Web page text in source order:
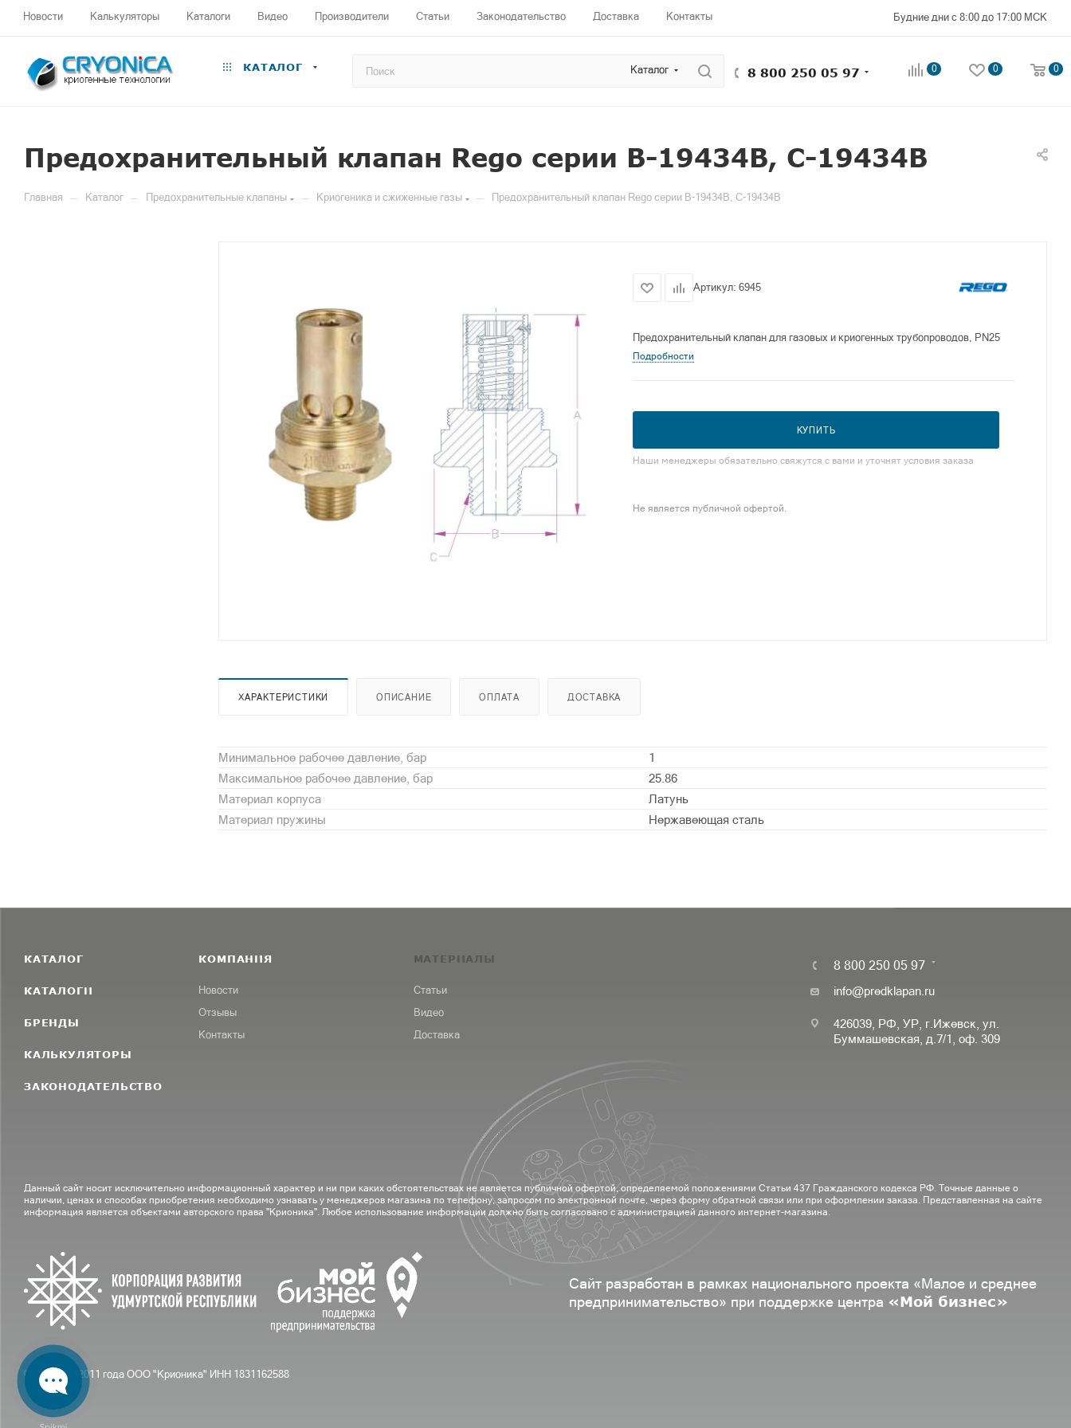
Новости Калькуляторы Каталоги Видео Производители Статьи Законодательство Доставка Контакты Будние дни с 8:00 до 17:00 МСК
КАТАЛОГ Каталог 8 800 250 05 97 0 0 0
Предохранительный клапан Rego серии B-19434B, C-19434B
Главная — Каталог — Предохранительные клапаны — Криогеника и сжиженные газы — Предохранительный клапан Rego серии B-19434B, C-19434B
Артикул: 6945
Предохранительный клапан для газовых и криогенных трубопроводов, PN25
Подробности
КУПИТЬ
Наши менеджеры обязательно свяжутся с вами и уточнят условия заказа
Не является публичной офертой.
ХАРАКТЕРИСТИКИ ОПИСАНИЕ ОПЛАТА ДОСТАВКА
Минимальное рабочее давление, бар
1
Максимальное рабочее давление, бар
25.86
Материал корпуса
Латунь
Материал пружины
Нержавеющая сталь
КАТАЛОГ
КАТАЛОГИ
БРЕНДЫ
КАЛЬКУЛЯТОРЫ
ЗАКОНОДАТЕЛЬСТВО
КОМПАНИЯ
Новости
Отзывы
Контакты
МАТЕРИАЛЫ
Статьи
Видео
Доставка
8 800 250 05 97
info@predklapan.ru
426039, РФ, УР, г.Ижевск, ул.
Буммашевская, д.7/1, оф. 309
Данный сайт носит исключительно информационный характер и ни при каких обстоятельствах не является публичной офертой, определяемой положениями Статьи 437 Гражданского кодекса РФ. Точные данные о
наличии, ценах и способах приобретения необходимо узнавать у менеджеров магазина по телефону, запросом по электронной почте, через форму обратной связи или при оформлении заказа. Представленная на сайте
информация является объектами авторского права "Крионика". Любое использование информации должно быть согласовано с администрацией данного интернет-магазина.
Сайт разработан в рамках национального проекта «Малое и среднее
предпринимательство» при поддержке центра «Мой бизнес»
© С вами с 2011 года ООО "Крионика" ИНН 1831162588